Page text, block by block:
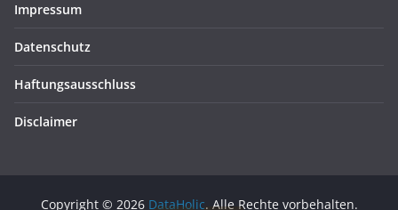
Impressum
Datenschutz
Haftungsausschluss
Disclaimer
Copyright © 2026 DataHolic. Alle Rechte vorbehalten.